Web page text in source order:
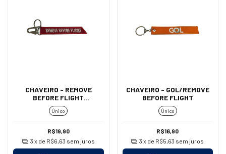
CHAVEIRO - REMOVE
BEFORE FLIGHT
(MOSQUETÃO)
Único
R$19,90
3 x de R$6,63 sem juros
CHAVEIRO - GOL/REMOVE
BEFORE FLIGHT
Único
R$16,90
3 x de R$5,63 sem juros